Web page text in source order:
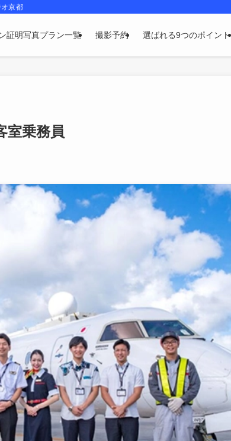
京都
証明写真プラン一覧 撮影予約 選ばれる9つのポイント
乗務員